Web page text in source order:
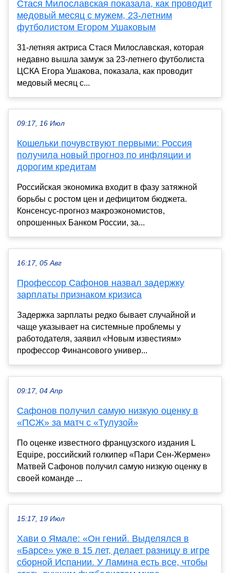
Стася Милославская показала, как проводит
медовый месяц с мужем, 23-летним
футболистом Егором Ушаковым
31-летняя актриса Стася Милославская, которая
недавно вышла замуж за 23-летнего футболиста
ЦСКА Егора Ушакова, показала, как проводит
медовый месяц с...
09:17, 16 Июл
Кошельки почувствуют первыми: Россия
получила новый прогноз по инфляции и
дорогим кредитам
Российская экономика входит в фазу затяжной
борьбы с ростом цен и дефицитом бюджета.
Консенсус-прогноз макроэкономистов,
опрошенных Банком России, за...
16:17, 05 Авг
Профессор Сафонов назвал задержку
зарплаты признаком кризиса
Задержка зарплаты редко бывает случайной и
чаще указывает на системные проблемы у
работодателя, заявил «Новым известиям»
профессор Финансового универ...
09:17, 04 Апр
Сафонов получил самую низкую оценку в
«ПСЖ» за матч с «Тулузой»
По оценке известного французского издания L
Equipe, российский голкипер «Пари Сен-Жермен»
Матвей Сафонов получил самую низкую оценку в
своей команде ...
15:17, 19 Июл
Хави о Ямале: «Он гений. Выделялся в
«Барсе» уже в 15 лет, делает разницу в игре
сборной Испании. У Ламина есть все, чтобы